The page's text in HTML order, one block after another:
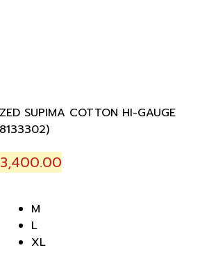
SUPIMA COTTON HI-GAUGE
฿4,000.00.
3,400.00
M
L
XL